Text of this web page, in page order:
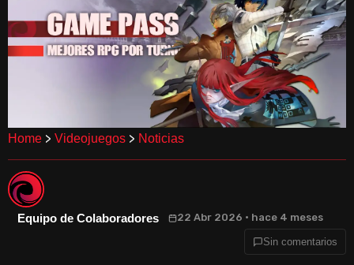
Home > Videojuegos > Noticias
Equipo de Colaboradores 22 Abr 2026 · hace 4 meses
Sin comentarios